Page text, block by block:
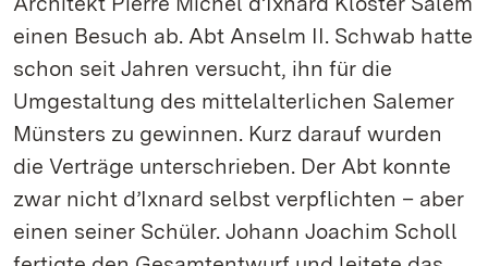
einen Besuch ab. Abt Anselm II. Schwab hatte
schon seit Jahren versucht, ihn für die
Umgestaltung des mittelalterlichen Salemer
Münsters zu gewinnen. Kurz darauf wurden
die Verträge unterschrieben. Der Abt konnte
zwar nicht d’Ixnard selbst verpflichten – aber
einen seiner Schüler. Johann Joachim Scholl